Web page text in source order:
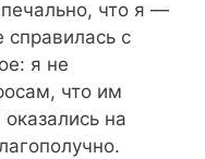
что я —
с
я не
что им
на